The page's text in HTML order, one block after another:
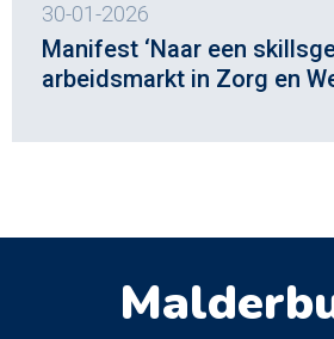
30-01-2026
Manifest ‘Naar een
arbeidsmarkt in Zorg en